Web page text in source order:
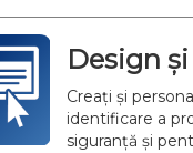
Design
Creați și
identificare a
siguranță și